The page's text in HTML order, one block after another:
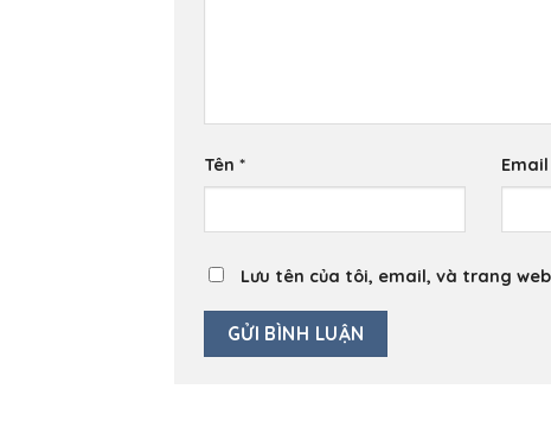
Tên * Email
Lưu tên của tôi, email, và trang